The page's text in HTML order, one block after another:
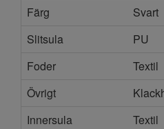
Färg
Svart
Slitsula
PU
Foder
Textil
Övrigt
Innersula
Textil